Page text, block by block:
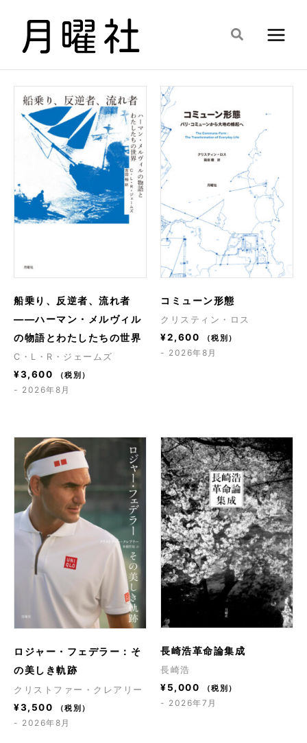
検
船乗り、反逆者、流れ者
――ハーマン・メルヴィル
の物語とわたしたちの世界
C・L・R・ジェームズ
¥3,600 （税別）
- 2026年8月
コミューン形態
クリスティン・ロス
¥2,600 （税別）
- 2026年8月
ロジャー・フェデラー：そ
の美しき軌跡
クリストファー・クレアリー
¥3,500 （税別）
- 2026年8月
長崎浩革命論集成
長崎浩
¥5,000 （税別）
- 2026年7月